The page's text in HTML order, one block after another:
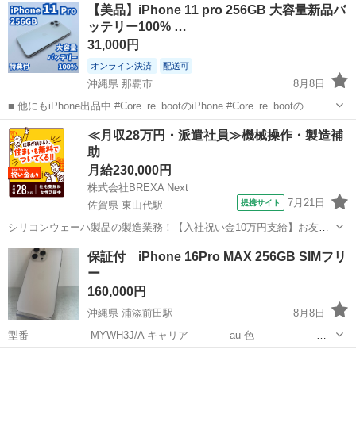
た 背面は綺麗です 画面のタッチ不良等はないです iPhone探すオフに
してますSIMフリー64...
【美品】iPhone 11 pro 256GB 大容量新品バ
ッテリー100% …
31,000円
オンライン決済 配送可
沖縄県 那覇市
8月8日
■ 他にもiPhone出品中 #Core_re_bootのiPhone #Core_re_bootの
iPhone11シリーズ ■ おすすめポイント ・PSE認証の大容量バッテリー
搭載、約10%の増量容量で朝から夜...
沖縄 那覇市 携帯電話/スマホ
≪月収28万円・派遣社員≫機械操作・製造補
助
月給230,000円
株式会社BREXA Next
佐賀県 東山代駅
提携サイト 7月21日
シリコンウェーハ製品の製造業務！【入社祝い金10万円支給】お友達
やカップルとの応募OK◎年間休日129日＆休出なしでプライベート充
実♪業務はクリーンルームで快適作業◎自社正社員登用制度あり★1食
300円～の格安食堂あり！《佐...
佐賀 伊万里市 東山代駅
保証付 iPhone 16Pro MAX 256GB SIMフリ
ー
160,000円
沖縄県 浦添前田駅
8月8日
型番 MYWH3J/A キャリア au 色
ホワイトチタニウム 容量 256GB バッテリー 98%